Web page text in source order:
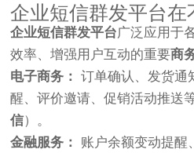
企业短信群发平台在
企业短信群发平台广泛应用于
效率、增强用户互动的重要商
电子商务：
订单确认、发货通
醒、评价邀请、促销活动推送
信）。
金融服务：
账户余额变动提醒